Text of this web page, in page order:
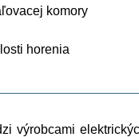
komory
horenia
výrobcami